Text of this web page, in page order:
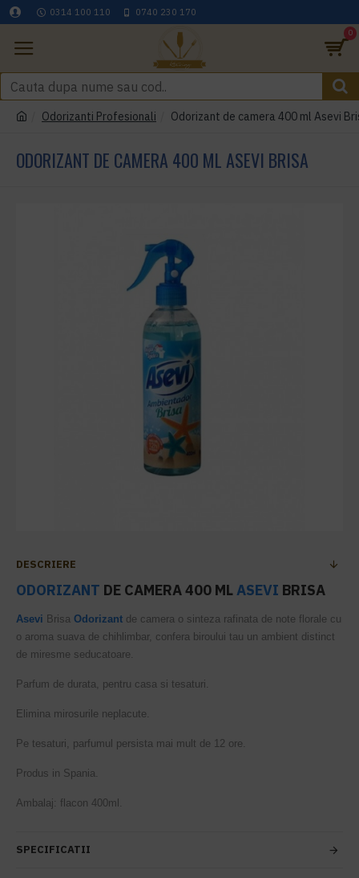
0314 100 110 0740 230 170
0
Odorizanti Profesionali Odorizant de camera 400 ml Asevi
ODORIZANT DE CAMERA 400 ML ASEVI BRISA
DESCRIERE
ODORIZANT DE CAMERA 400 MLASEVI BRISA
Asevi Brisa Odorizant de camera o sinteza rafinata de note florale cu
o aroma suava de chihlimbar, confera biroului tau un ambient distinct
de miresme seducatoare.
Parfum de durata, pentru casa si tesaturi.
Elimina mirosurile neplacute.
Pe tesaturi, parfumul persista mai mult de 12 ore.
Produs in Spania.
Ambalaj: flacon 400ml.
SPECIFICATII